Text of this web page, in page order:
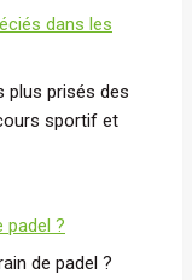
dans les
plus prisés des
sportif et
padel ?
de padel ?